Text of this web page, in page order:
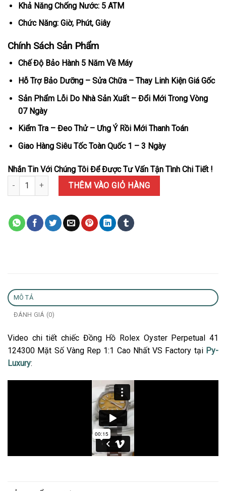
Khả Năng Chống Nước: 5 ATM
Chức Năng: Giờ, Phút, Giây
Chính Sách Sản Phẩm
Chế Độ Bảo Hành 5 Năm Về Máy
Hỗ Trợ Bảo Dưỡng – Sửa Chữa – Thay Linh Kiện Giá Gốc
Sản Phẩm Lỗi Do Nhà Sản Xuất – Đổi Mới Trong Vòng
07 Ngày
Kiểm Tra – Đeo Thử – Ưng Ý Rồi Mới Thanh Toán
Giao Hàng Siêu Tốc Toàn Quốc 1 – 3 Ngày
Nhắn Tin Với Chúng Tôi Để Được Tư Vấn Tận Tình Chi Tiết !
Đồng Hồ Rolex Oyster Perpetual 41 124300 Mặt Số Vàng Rep 1:1
THÊM VÀO GIỎ HÀNG
MÔ TẢ
ĐÁNH GIÁ (0)
Video chi tiết chiếc Đồng Hồ Rolex Oyster Perpetual 41
124300 Mặt Số Vàng Rep 1:1 Cao Nhất VS Factory tại Py-
Luxury: